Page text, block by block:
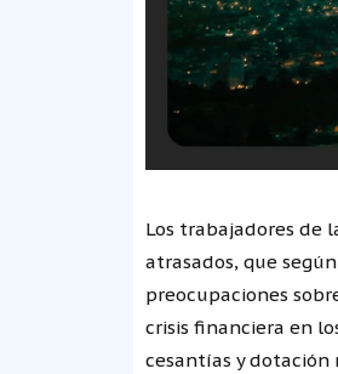
Los trabajadores de
atrasados, que
preocupaciones
crisis financiera en
cesantías y dotación